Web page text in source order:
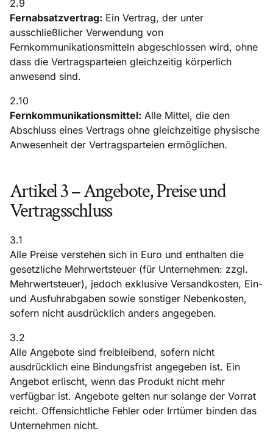
2.9
Fernabsatzvertrag: Ein Vertrag, der unter
ausschließlicher Verwendung von
Fernkommunikationsmitteln abgeschlossen wird, ohne
dass die Vertragsparteien gleichzeitig körperlich
anwesend sind.
2.10
Fernkommunikationsmittel: Alle Mittel, die den
Abschluss eines Vertrags ohne gleichzeitige physische
Anwesenheit der Vertragsparteien ermöglichen.
Artikel 3 – Angebote, Preise und
Vertragsschluss
3.1
Alle Preise verstehen sich in Euro und enthalten die
gesetzliche Mehrwertsteuer (für Unternehmen: zzgl.
Mehrwertsteuer), jedoch exklusive Versandkosten, Ein-
und Ausfuhrabgaben sowie sonstiger Nebenkosten,
sofern nicht ausdrücklich anders angegeben.
3.2
Alle Angebote sind freibleibend, sofern nicht
ausdrücklich eine Bindungsfrist angegeben ist. Ein
Angebot erlischt, wenn das Produkt nicht mehr
verfügbar ist. Angebote gelten nur solange der Vorrat
reicht. Offensichtliche Fehler oder Irrtümer binden das
Unternehmen nicht.